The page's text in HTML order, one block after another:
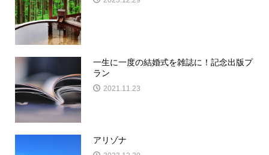
一生に一度の結婚式を雑誌に！記念出版プ
ラン
2021.11.23
アリゾナ